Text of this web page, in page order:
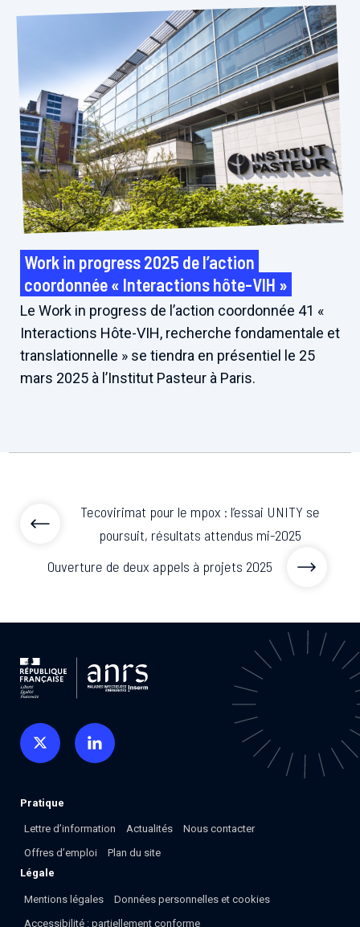
Work in progress 2025 de l’action
coordonnée « Interactions hôte-VIH »
Le Work in progress de l’action coordonnée 41 «
Interactions Hôte-VIH, recherche fondamentale et
translationnelle » se tiendra en présentiel le 25
mars 2025 à l’Institut Pasteur à Paris.
Tecovirimat pour le mpox : l’essai UNITY se
poursuit, résultats attendus mi-2025
Ouverture de deux appels à projets 2025
Pratique
Lettre d’information Actualités
Nous contacter
Offres d’emploi
Plan du site
Légale
Mentions légales
Données personnelles et cookies
Accessibilité : partiellement conforme